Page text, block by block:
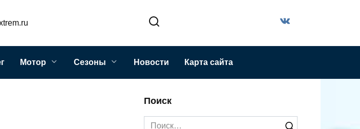
Мотор Сезоны Новости Карта сайта
Поиск
Search